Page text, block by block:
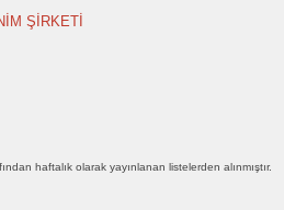
ŞİRKETİ
haftalık olarak yayınlanan listelerden alınmıştır.